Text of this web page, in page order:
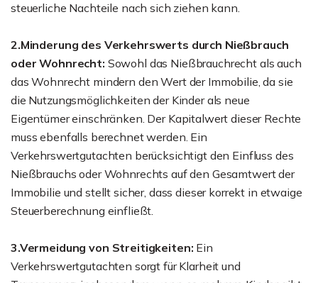
steuerliche Nachteile nach sich ziehen kann.
2.Minderung des Verkehrswerts durch Nießbrauch
oder Wohnrecht: Sowohl das Nießbrauchrecht als auch
das Wohnrecht mindern den Wert der Immobilie, da sie
die Nutzungsmöglichkeiten der Kinder als neue
Eigentümer einschränken. Der Kapitalwert dieser Rechte
muss ebenfalls berechnet werden. Ein
Verkehrswertgutachten berücksichtigt den Einfluss des
Nießbrauchs oder Wohnrechts auf den Gesamtwert der
Immobilie und stellt sicher, dass dieser korrekt in etwaige
Steuerberechnung einfließt.
3.Vermeidung von Streitigkeiten: Ein
Verkehrswertgutachten sorgt für Klarheit und